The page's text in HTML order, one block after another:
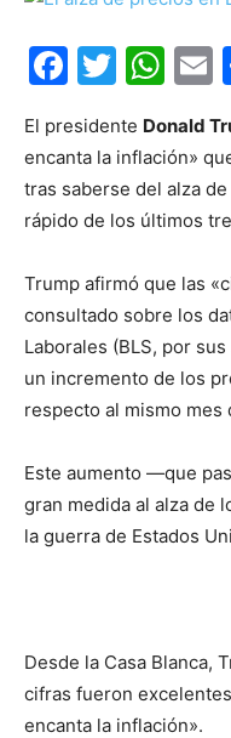
El presidente Donald
encanta la inflación»
tras saberse del alza
rápido de los últimos
Trump afirmó que las
consultado sobre los
Laborales (BLS, por
un incremento de los
respecto al mismo mes
Este aumento —que
gran medida al alza de
la guerra de Estados
Desde la Casa Blanca,
cifras fueron
encanta la inflación».